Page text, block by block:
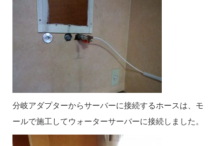
分岐アダプターからサーバーに接続するホースは、モ
ールで施工してウォーターサーバーに接続しました。